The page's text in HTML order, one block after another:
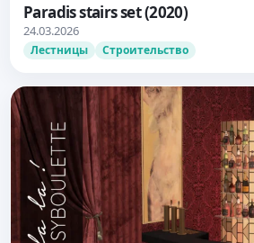
Paradis stairs set (2020)
24.03.2026
Лестницы Строительство